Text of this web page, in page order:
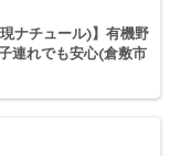
ナチュール)】有機野
連れでも安心(倉敷市